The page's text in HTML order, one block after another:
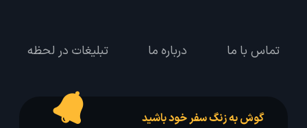
تماس با ما درباره ما تبلیغات در لحظه
گوش به زنگ سفر خود باشید